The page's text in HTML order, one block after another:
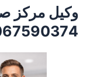
وكيل مركز
hisense